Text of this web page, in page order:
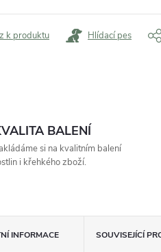
k produktu Hlídací pes
BALENÍ
si na kvalitním balení
i křehkého zboží.
INFORMACE SOUVISEJÍCÍ